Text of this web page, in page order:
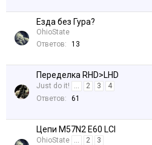
Езда без Гура?
OhioState
Ответов:
13
Переделка RHD>LHD
Just do it! ... 2 3
4
Ответов:
61
Цепи M57N2 E60 LCI
OhioState ... 2
3